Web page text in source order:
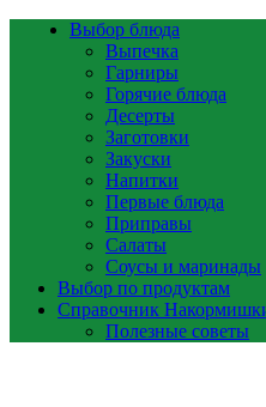
Выбор блюда
Выпечка
Гарниры
Горячие блюда
Десерты
Заготовки
Закуски
Напитки
Первые блюда
Приправы
Салаты
Соусы и маринады
Выбор по продуктам
Справочник
Полезные советы